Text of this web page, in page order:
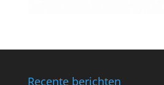
Recente berichten